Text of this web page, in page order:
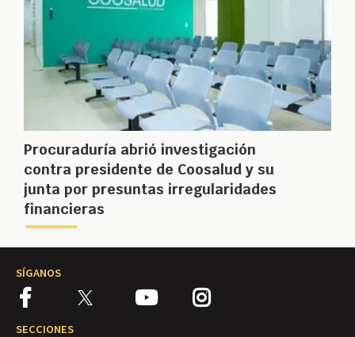
Procuraduría abrió investigación
contra presidente de Coosalud y su
junta por presuntas irregularidades
financieras
SÍGANOS
SECCIONES